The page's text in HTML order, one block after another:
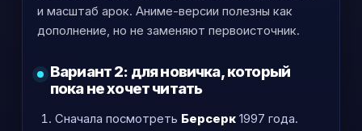
и масштаб арок. Аниме-версии полезны как
дополнение, но не заменяют первоисточник.
Вариант 2: для новичка, который
пока не хочет читать
Сначала посмотреть Берсерк1997 года.